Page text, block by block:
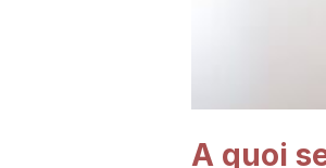
A quoi